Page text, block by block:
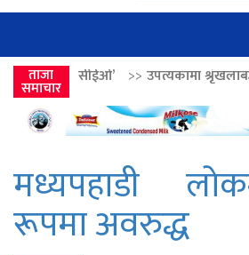
ताजा
समाचार
उपत्यकामा श्रृंखलाबद्ध सिक्री लुट्ने ‘कर्मा
मध्यपहाडी
रूपमा अवरुद्ध